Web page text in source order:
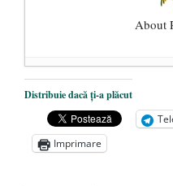
About
Dezvăluiri
președintele
Zelensky
- 13
Statul care
Distribuie dacă ți-a plăcut
Imprimare